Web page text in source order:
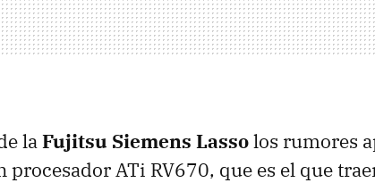
laFujitsu Siemens Lassolos rumores
procesador ATi RV670, que es el que